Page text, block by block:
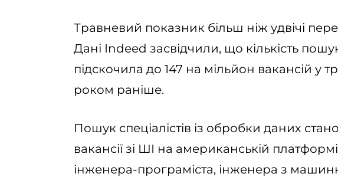
Травневий показник більш ніж удвічі
Дані Indeed засвідчили, що кількість
підскочила до 147 на мільйон вакансій у
роком раніше.
Пошук спеціалістів із обробки даних
вакансії зі ШІ на американській
інженера-програміста, інженера з